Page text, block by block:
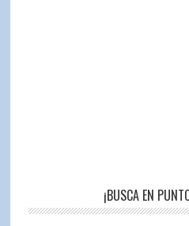
¡BUSCA EN